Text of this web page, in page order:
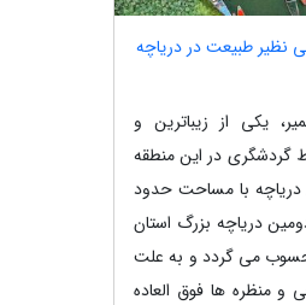
نظیر طبیعت در دریاچه
یکی از زیباترین و
گردشگری در این منطقه
دریاچه با مساحت حدود
دومین دریاچه بزرگ استان
می گردد و به علت
و منظره ها فوق العاده